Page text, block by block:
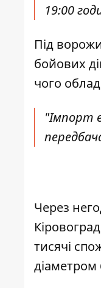
19:00
Під
бойових
чого
"Імпорт
Через
тисячі
діаметром